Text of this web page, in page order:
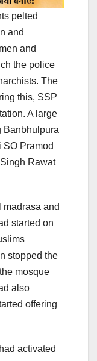
pelted
and
and
the police
The
this, SSP
A large
Banbhulpura
Pramod
Rawat
and
started on
stopped the
mosque
also
offering
activated